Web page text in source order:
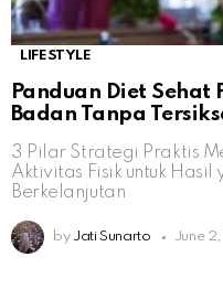
LIFESTYLE
Panduan Diet Sehat
Badan Tanpa
3 Pilar Strategi Praktis
Aktivitas Fisik untuk Hasil
Berkelanjutan
by Jati Sunarto June